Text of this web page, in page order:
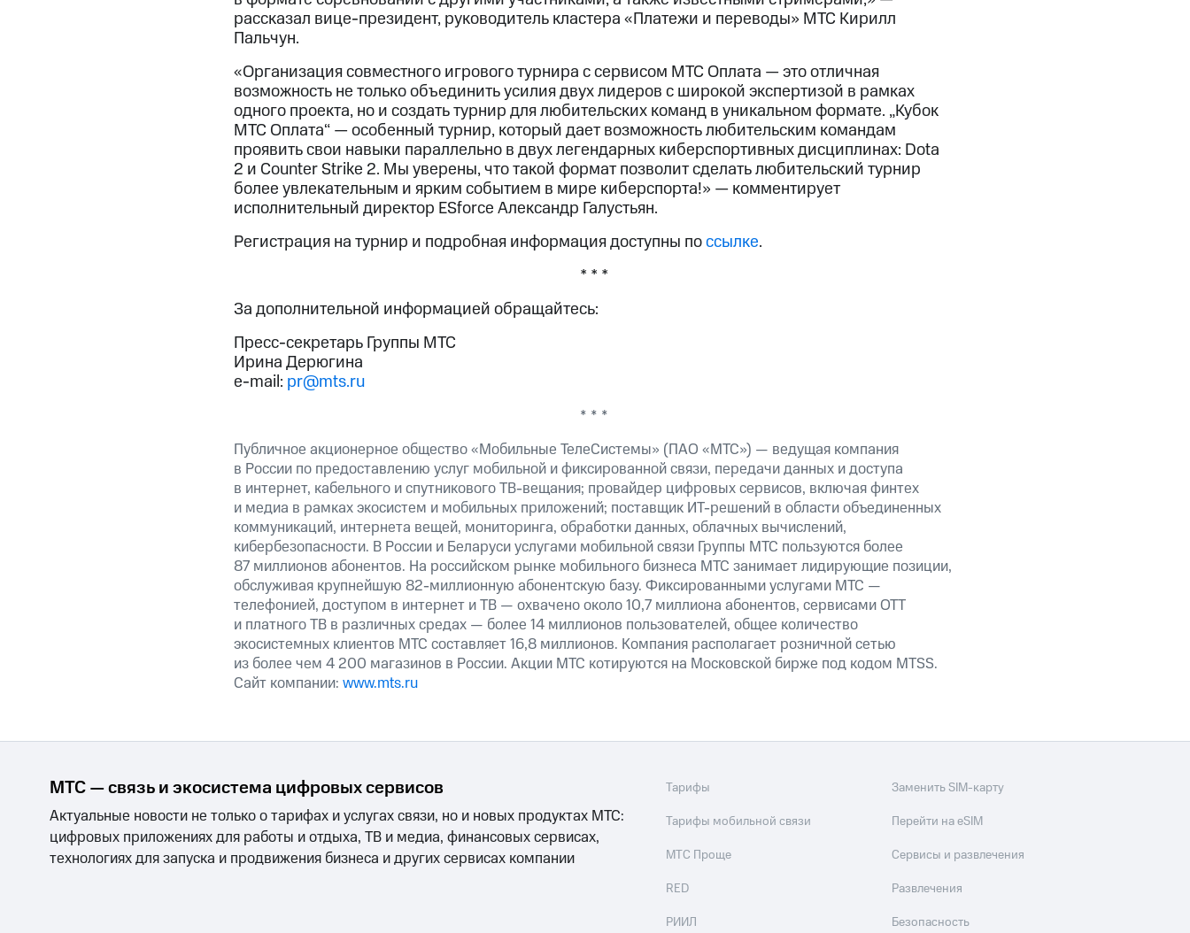
рассказал вице-президент, руководитель кластера «Платежи и переводы» МТС Кирилл
Пальчун.
«Организация совместного игрового турнира с сервисом МТС Оплата — это отличная
возможность не только объединить усилия двух лидеров с широкой экспертизой в рамках
одного проекта, но и создать турнир для любительских команд в уникальном формате. „Кубок
МТС Оплата“ — особенный турнир, который дает возможность любительским командам
проявить свои навыки параллельно в двух легендарных киберспортивных дисциплинах: Dota
2 и Counter Strike 2. Мы уверены, что такой формат позволит сделать любительский турнир
более увлекательным и ярким событием в мире киберспорта!» — комментирует
исполнительный директор ESforce Александр Галустьян.
Регистрация на турнир и подробная информация доступны поссылке.
* * *
За дополнительной информацией обращайтесь:
Пресс-секретарь Группы МТС
Ирина Дерюгина
e-mail: pr@mts.ru
* * *
Публичное акционерное общество «Мобильные ТелеСистемы» (ПАО «МТС») — ведущая компания
в России по предоставлению услуг мобильной и фиксированной связи, передачи данных и доступа
в интернет, кабельного и спутникового ТВ-вещания; провайдер цифровых сервисов, включая финтех
и медиа в рамках экосистем и мобильных приложений; поставщик ИТ-решений в области объединенных
коммуникаций, интернета вещей, мониторинга, обработки данных, облачных вычислений,
кибербезопасности. В России и Беларуси услугами мобильной связи Группы МТС пользуются более
87 миллионов абонентов. На российском рынке мобильного бизнеса МТС занимает лидирующие позиции,
обслуживая крупнейшую 82-миллионную абонентскую базу. Фиксированными услугами МТС —
телефонией, доступом в интернет и ТВ — охвачено около 10,7 миллиона абонентов, сервисами OTT
и платного ТВ в различных средах — более 14 миллионов пользователей, общее количество
экосистемных клиентов МТС составляет 16,8 миллионов. Компания располагает розничной сетью
из более чем 4 200 магазинов в России. Акции МТС котируются на Московской бирже под кодом MTSS.
Сайт компании: www.mts.ru
МТС — связь и экосистема цифровых сервисов
Актуальные новости не только о тарифах и услугах связи, но и новых продуктах МТС:
цифровых приложениях для работы и отдыха, ТВ и медиа, финансовых сервисах,
технологиях для запуска и продвижения бизнеса и других сервисах компании
Тарифы
Тарифы мобильной связи
МТС Проще
RED
РИИЛ
Заменить SIM-карту
Перейти на eSIM
Сервисы и развлечения
Развлечения
Безопасность